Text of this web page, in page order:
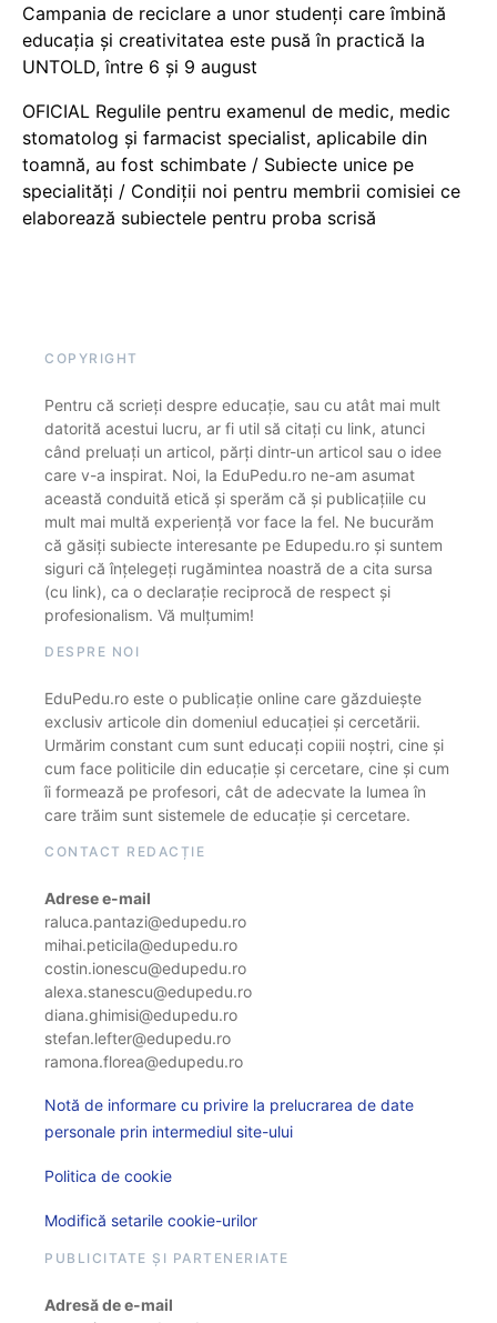
Campania de reciclare a unor studenți care îmbină
educația și creativitatea este pusă în practică la
UNTOLD, între 6 și 9 august
OFICIAL Regulile pentru examenul de medic, medic
stomatolog și farmacist specialist, aplicabile din
toamnă, au fost schimbate / Subiecte unice pe
specialități / Condiții noi pentru membrii comisiei ce
elaborează subiectele pentru proba scrisă
COPYRIGHT
Pentru că scrieți despre educație, sau cu atât mai mult
datorită acestui lucru, ar fi util să citați cu link, atunci
când preluați un articol, părți dintr-un articol sau o idee
care v-a inspirat. Noi, la EduPedu.ro ne-am asumat
această conduită etică și sperăm că și publicațiile cu
mult mai multă experiență vor face la fel. Ne bucurăm
că găsiți subiecte interesante pe Edupedu.ro și suntem
siguri că înțelegeți rugămintea noastră de a cita sursa
(cu link), ca o declarație reciprocă de respect și
profesionalism. Vă mulțumim!
DESPRE NOI
EduPedu.ro este o publicație online care găzduiește
exclusiv articole din domeniul educației și cercetării.
Urmărim constant cum sunt educați copiii noștri, cine și
cum face politicile din educație și cercetare, cine și cum
îi formează pe profesori, cât de adecvate la lumea în
care trăim sunt sistemele de educație și cercetare.
CONTACT REDACȚIE
Adrese e-mail
raluca.pantazi@edupedu.ro
mihai.peticila@edupedu.ro
costin.ionescu@edupedu.ro
alexa.stanescu@edupedu.ro
diana.ghimisi@edupedu.ro
stefan.lefter@edupedu.ro
ramona.florea@edupedu.ro
Notă de informare cu privire la prelucrarea de date
personale prin intermediul site-ului
Politica de cookie
Modifică setarile cookie-urilor
PUBLICITATE ȘI PARTENERIATE
Adresă de e-mail